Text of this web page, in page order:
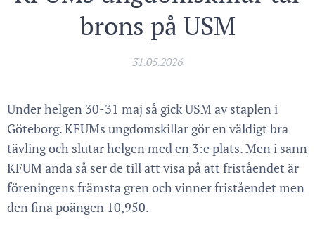
brons på USM
31.05.2026
Under helgen 30-31 maj så gick USM av staplen i
Göteborg. KFUMs ungdomskillar gör en väldigt bra
tävling och slutar helgen med en 3:e plats. Men i sann
KFUM anda så ser de till att visa på att friståendet är
föreningens främsta gren och vinner friståendet men
den fina poängen 10,950.